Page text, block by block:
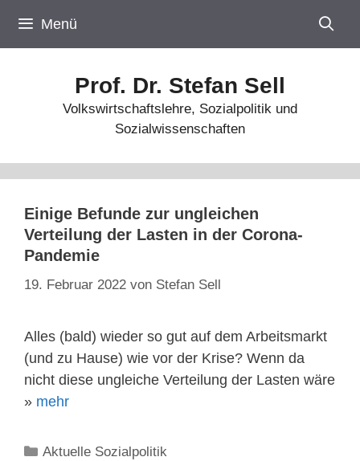
Inhalt
springen
Menü
Prof. Dr. Stefan Sell
Volkswirtschaftslehre, Sozialpolitik und
Sozialwissenschaften
Einige Befunde zur ungleichen
Verteilung der Lasten in der Corona-
Pandemie
19. Februar 2022 von Stefan Sell
Alles (bald) wieder so gut auf dem Arbeitsmarkt
(und zu Hause) wie vor der Krise? Wenn da
nicht diese ungleiche Verteilung der Lasten wäre
» mehr
Kategorien
Aktuelle Sozialpolitik